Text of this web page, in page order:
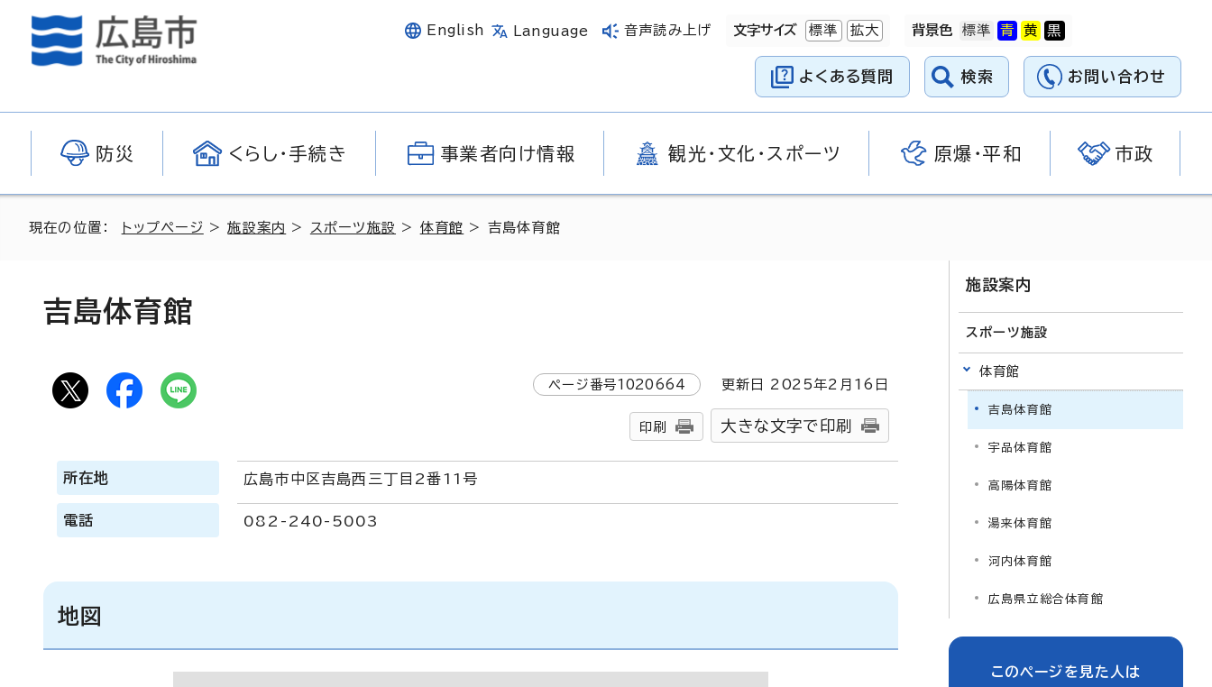
English Language 音声読み上げ 文字サイズ 標準 拡大 背景色
よくある質問 検索 お問い合わせ
防災 くらし・手続き 事業者向け情報 観光・文化・スポーツ 原爆・平和 市政
現在の位置： トップページ >施設案内 > スポーツ施設 > 体育館 > 吉島体育館
吉島体育館
ページ番号1020664 更新日 2025年2月 16 日
印刷 大きな文字で印刷
所在地 広島市中区吉島西三丁目2番11号
電話 082-240-5003
地図
施設案内
スポーツ施設
体育館
吉島体育館
宇品体育館
高陽体育館
湯来体育館
河内体育館
広島県立総合体育館
このページを見た人は